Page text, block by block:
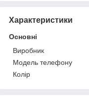
Характеристики
Основні
Виробник
Модель телефону
Колір